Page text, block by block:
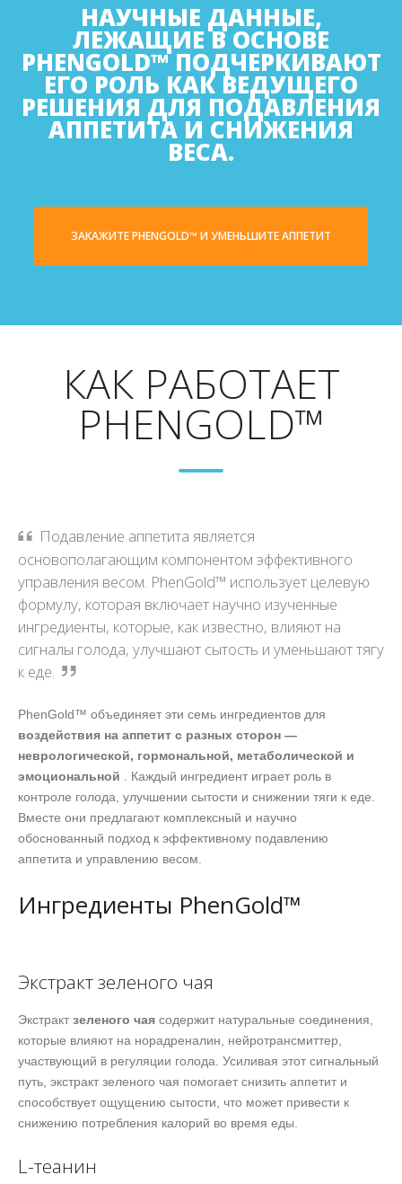
НАУЧНЫЕ ДАННЫЕ,
ЛЕЖАЩИЕ В ОСНОВЕ
PHENGOLD™ ПОДЧЕРКИВАЮТ
ЕГО РОЛЬ КАК ВЕДУЩЕГО
РЕШЕНИЯ ДЛЯ ПОДАВЛЕНИЯ
АППЕТИТА И СНИЖЕНИЯ
ВЕСА.
ЗАКАЖИТЕ PHENGOLD™ И УМЕНЬШИТЕ АППЕТИТ
КАК РАБОТАЕТ
PHENGOLD™
Подавление аппетита является
основополагающим компонентом эффективного
управления весом. PhenGold™ использует целевую
формулу, которая включает научно изученные
ингредиенты, которые, как известно, влияют на
сигналы голода, улучшают сытость и уменьшают тягу
к еде.
PhenGold™ объединяет эти семь ингредиентов для
воздействия на аппетит с разных сторон —
неврологической, гормональной, метаболической и
эмоциональной . Каждый ингредиент играет роль в
контроле голода, улучшении сытости и снижении тяги к еде.
Вместе они предлагают комплексный и научно
обоснованный подход к эффективному подавлению
аппетита и управлению весом.
Ингредиенты PhenGold™
Экстракт зеленого чая
Экстракт зеленого чая содержит натуральные соединения,
которые влияют на норадреналин, нейротрансмиттер,
участвующий в регуляции голода. Усиливая этот сигнальный
путь, экстракт зеленого чая помогает снизить аппетит и
способствует ощущению сытости, что может привести к
снижению потребления калорий во время еды.
L-теанин